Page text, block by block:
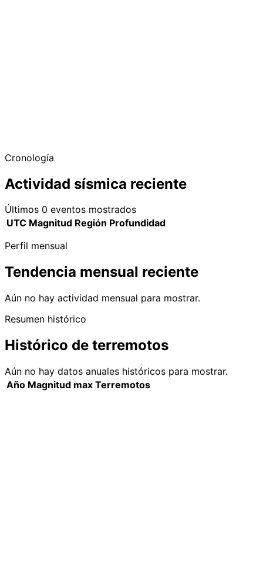
Cronología
Actividad sísmica reciente
Últimos 0 eventos mostrados
UTC Magnitud Región Profundidad
Perfil mensual
Tendencia mensual reciente
Aún no hay actividad mensual para mostrar.
Resumen histórico
Histórico de terremotos
Aún no hay datos anuales históricos para mostrar.
Año Magnitud max Terremotos